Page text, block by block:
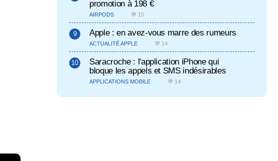
promotion à 198 €
AIRPODS 💬 15
Apple : en avez-vous marre des rumeurs
ACTUALITÉ APPLE 💬 14
Saracroche : l'application iPhone qui
bloque les appels et SMS indésirables
APPLICATIONS MOBILE 💬 14